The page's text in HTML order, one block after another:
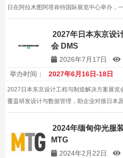
日在阿拉木图阿塔肯特国际展览中心举办，
米，预计参展商150家，上届专业观众6800
2027年日本东京设
会 DMS
2026年7月17日
举办时间：
2027年6月16日-18日
2027日本东京设计工程与制造解决方案展览
覆盖研发设计与数据管理，助企业对接日本
制造升级新机遇，提升产品开发效率，缩短
力，实现高质量发展，共创双赢未来。
2024年缅甸仰光服
MTG
2024年2月22日